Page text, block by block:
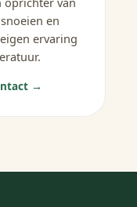
en
ervaring
→